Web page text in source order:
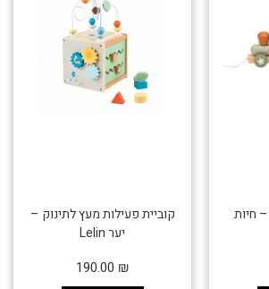
חיות
קוביית פעילות מעץ לתינוק –
יער Lelin
190.00 ₪